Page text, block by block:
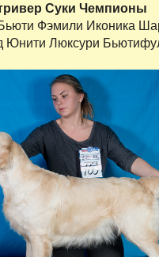
Суки Чемпионы
Фэмили Иконика
Юнити Люксури